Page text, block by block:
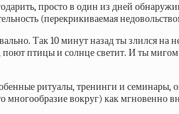
просто в один из дней
(перекрикиваемая
Так 10 минут назад ты злился
поют птицы и солнце светит. И ты
ритуалы, тренинги и семинары,
многообразие вокруг) как мгновенно